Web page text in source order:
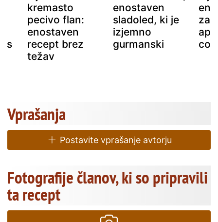
s
kremasto
pecivo flan:
enostaven
recept brez
težav
enostaven
sladoled, ki je
izjemno
gurmanski
za
Vprašanja
Postavite vprašanje avtorju
Fotografije članov, ki so pripravili
ta recept